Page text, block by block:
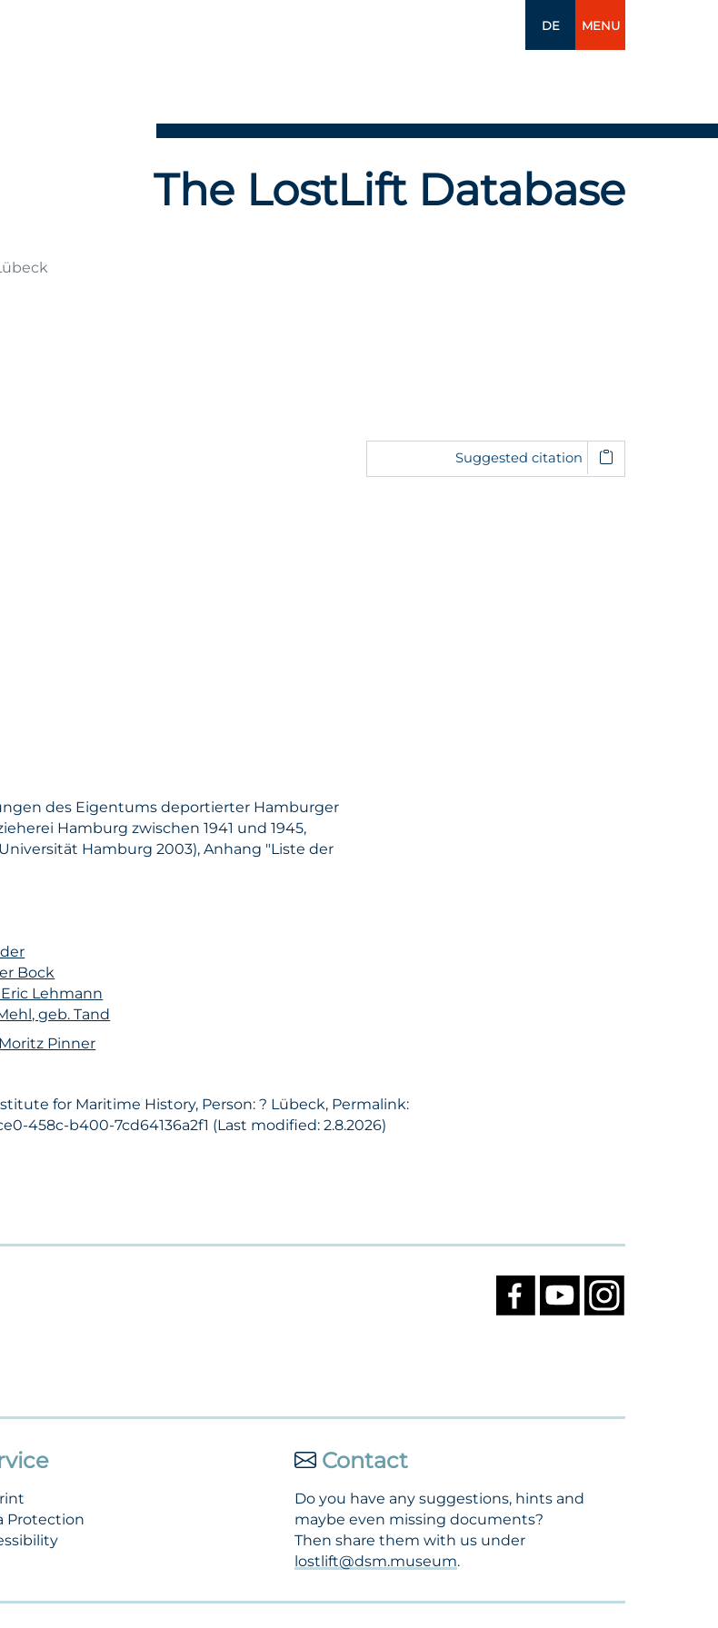
DE MENU
The LostLift Database
Suggested citation
des Eigentums deportierter Hamburger
Hamburg zwischen 1941 und 1945,
Hamburg 2003), Anhang "Liste der
Bock
Lehmann
geb. Tand
Pinner
for Maritime History, Person: ? Lübeck, Permalink:
458c-b400-7cd64136a2f1 (Last modified: 2.8.2026)
Protection
Contact
Do you have any suggestions, hints and
maybe even missing documents?
Then share them with us under
lostlift@dsm.museum.